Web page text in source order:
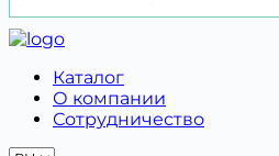
Каталог
О компании
Сотрудничество